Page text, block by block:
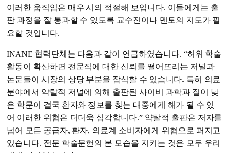
이러한 움직임은 매우 시의 적절해 보입니다. 이들에게는 출
판 과정을 잘 통과할 수 있도록 교수진이나 멘토의 지도가 필
요할 것입니다.
INANE 협력단체는 다음과 같이 언급하였습니다. “허위 학술
활동이 확산하면 전문직에 대한 신뢰를 떨어뜨리는 저널과
논문들이 시장의 상당 부분을 잠식할 수 있습니다. 특히 의료
분야에서 약탈적 저널에 의해 출판된 사이비 과학과 질이 낮
은 학문이 결국 환자와 정보를 찾는 대중에게 해가 될 수 있
어 이러한 위협은 더더욱 심각합니다.” 약탈적 출판은 저자를
넘어 모든 공급자, 환자, 의료계 소비자에게 위협으로 퍼지고
있습니다. 전문 학술문헌의 본 모습을 지키는 것은 모두 우리